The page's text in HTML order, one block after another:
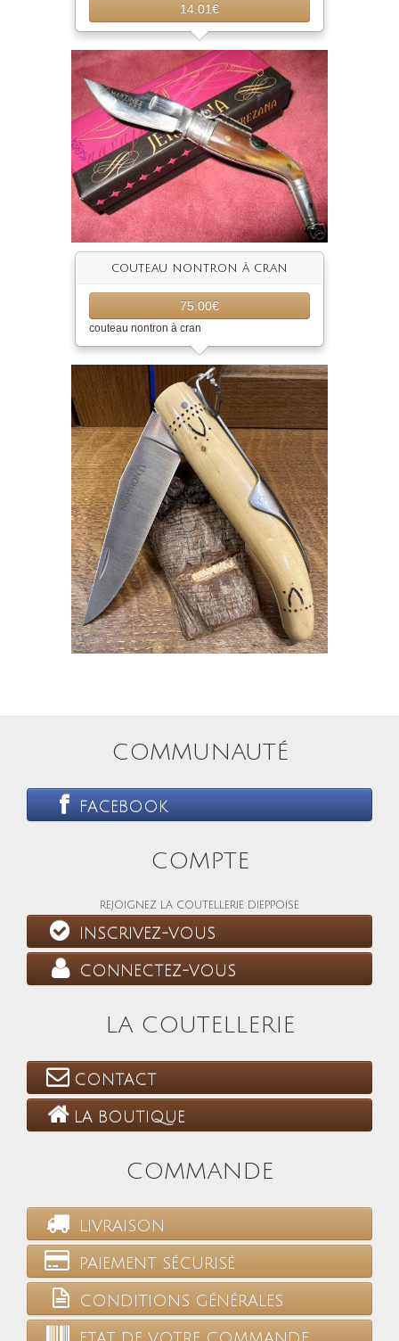
14.01€
couteau nontron à cran
75.00€
couteau nontron à cran
COMMUNAUTÉ
FACEBOOK
COMPTE
REJOIGNEZ LA COUTELLERIE DIEPPOISE
INSCRIVEZ-VOUS
CONNECTEZ-VOUS
LA COUTELLERIE
CONTACT
LA BOUTIQUE
COMMANDE
LIVRAISON
PAIEMENT SÉCURISÉ
CONDITIONS GÉNÉRALES